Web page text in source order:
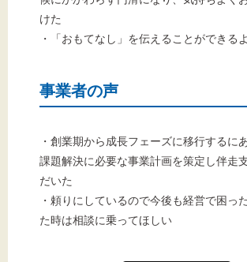
けた
・「おもてなし」を伝えることができる
事業者の声
・創業期から成長フェーズに移行するに
課題解決に必要な事業計画を策定し伴走
だいた
・頼りにしているので今後も経営で困っ
た時は相談に乗ってほしい